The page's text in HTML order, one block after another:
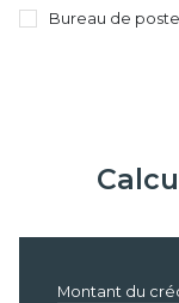
Bureau de poste
Montant du